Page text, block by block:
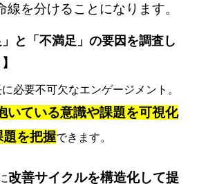
線を分けることになります。
」と「不満足」の要因を調査し
必要不可欠なエンゲージメント。
いている意識や課題を可視化
を把握できます。
改善サイクルを構造化して提